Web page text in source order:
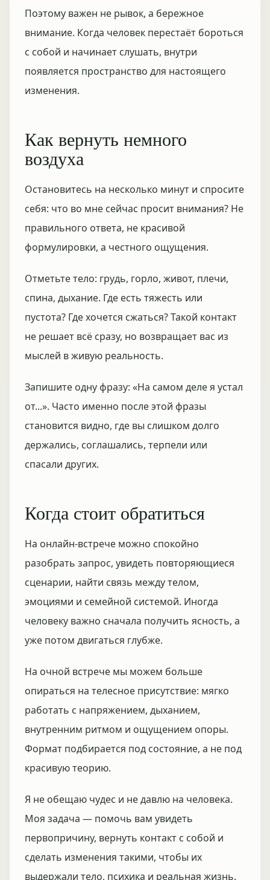
Поэтому важен не рывок, а бережное
внимание. Когда человек перестаёт бороться
с собой и начинает слушать, внутри
появляется пространство для настоящего
изменения.
Как вернуть немного
воздуха
Остановитесь на несколько минут и спросите
себя: что во мне сейчас просит внимания? Не
правильного ответа, не красивой
формулировки, а честного ощущения.
Отметьте тело: грудь, горло, живот, плечи,
спина, дыхание. Где есть тяжесть или
пустота? Где хочется сжаться? Такой контакт
не решает всё сразу, но возвращает вас из
мыслей в живую реальность.
Запишите одну фразу: «На самом деле я устал
от...». Часто именно после этой фразы
становится видно, где вы слишком долго
держались, соглашались, терпели или
спасали других.
Когда стоит обратиться
На онлайн-встрече можно спокойно
разобрать запрос, увидеть повторяющиеся
сценарии, найти связь между телом,
эмоциями и семейной системой. Иногда
человеку важно сначала получить ясность, а
уже потом двигаться глубже.
На очной встрече мы можем больше
опираться на телесное присутствие: мягко
работать с напряжением, дыханием,
внутренним ритмом и ощущением опоры.
Формат подбирается под состояние, а не под
красивую теорию.
Я не обещаю чудес и не давлю на человека.
Моя задача — помочь вам увидеть
первопричину, вернуть контакт с собой и
сделать изменения такими, чтобы их
выдержали тело, психика и реальная жизнь.